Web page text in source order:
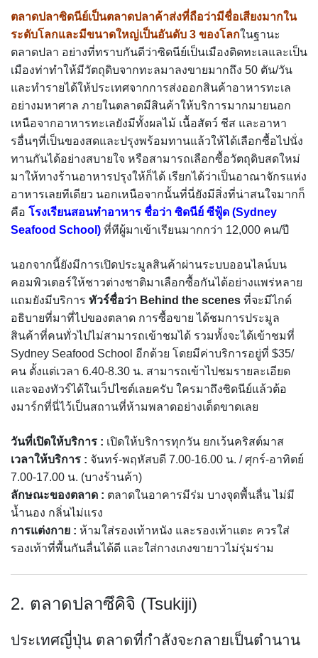
ตลาดปลาซิดนีย์เป็นตลาดปลาค้าส่งที่ถือว่ามีชื่อเสียงมากใน
ระดับโลกและมีขนาดใหญ่เป็นอันดับ 3 ของโลกในฐานะ
ตลาดปลา อย่างที่ทราบกันดีว่าซิดนีย์เป็นเมืองติดทะเลและเป็น
เมืองท่าทำให้มีวัตถุดิบจากทะลมาลงขายมากถึง 50 ตัน/วัน
และทำรายได้ให้ประเทศจากการส่งออกสินค้าอาหารทะเล
อย่างมหาศาล ภายในตลาดมีสินค้าให้บริการมากมายนอก
เหนือจากอาหารทะเลยังมีทั้งผลไม้ เนื้อสัตว์ ชีส และอาหา
รอื่นๆที่เป็นของสดและปรุงพร้อมทานแล้วให้ได้เลือกซื้อไปนั่ง
ทานกันได้อย่างสบายใจ หรือสามารถเลือกซื้อวัตถุดิบสดใหม่
มาให้ทางร้านอาหารปรุงให้ก็ได้ เรียกได้ว่าเป็นอาณาจักรแห่ง
อาหารเลยทีเดียว นอกเหนือจากนั้นที่นี่ยังมีสิ่งที่น่าสนใจมากก็
คือ โรงเรียนสอนทำอาหาร ชื่อว่า ซิดนีย์ ซีฟู้ด (Sydney
Seafood School) ที่ทีผู้มาเข้าเรียนมากกว่า 12,000 คน/ปี
นอกจากนี้ยังมีการเปิดประมูลสินค้าผ่านระบบออนไลน์บน
คอมพิวเตอร์ให้ชาวต่างชาติมาเลือกซื้อกันได้อย่างแพร่หลาย
แถมยังมีบริการ ทัวร์ชื่อว่า Behind the scenes ที่จะมีไกด์
อธิบายที่มาที่ไปของตลาด การซื้อขาย ได้ชมการประมูล
สินค้าที่คนทั่วไปไม่สามารถเข้าชมได้ รวมทั้งจะได้เข้าชมที่
Sydney Seafood School อีกด้วย โดยมีค่าบริการอยู่ที่ $35/
คน ตั้งแต่เวลา 6.40-8.30 น. สามารถเข้าไปชมรายละเอียด
และจองทัวร์ได้ในเว็ปไซต์เลยครับ ใครมาถึงซิดนีย์แล้วต้อ
งมาร์กที่นี่ไว้เป็นสถานที่ห้ามพลาดอย่างเด็ดขาดเลย
วันที่เปิดให้บริการ : เปิดให้บริการทุกวัน ยกเว้นคริสต์มาส
เวลาให้บริการ : จันทร์-พฤหัสบดี 7.00-16.00 น. / ศุกร์-อาทิตย์
7.00-17.00 น. (บางร้านค้า)
ลักษณะของตลาด : ตลาดในอาคารมีร่ม บางจุดพื้นลื่น ไม่มี
น้ำนอง กลิ่นไม่แรง
การแต่งกาย : ห้ามใส่รองเท้าหนัง และรองเท้าแตะ ควรใส่
รองเท้าที่พื้นกันลื่นได้ดี และใส่กางเกงขายาวไม่รุ่มร่าม
2. ตลาดปลาซึคิจิ (Tsukiji)
ประเทศญี่ปุ่น ตลาดที่กำลังจะกลายเป็นตำนาน